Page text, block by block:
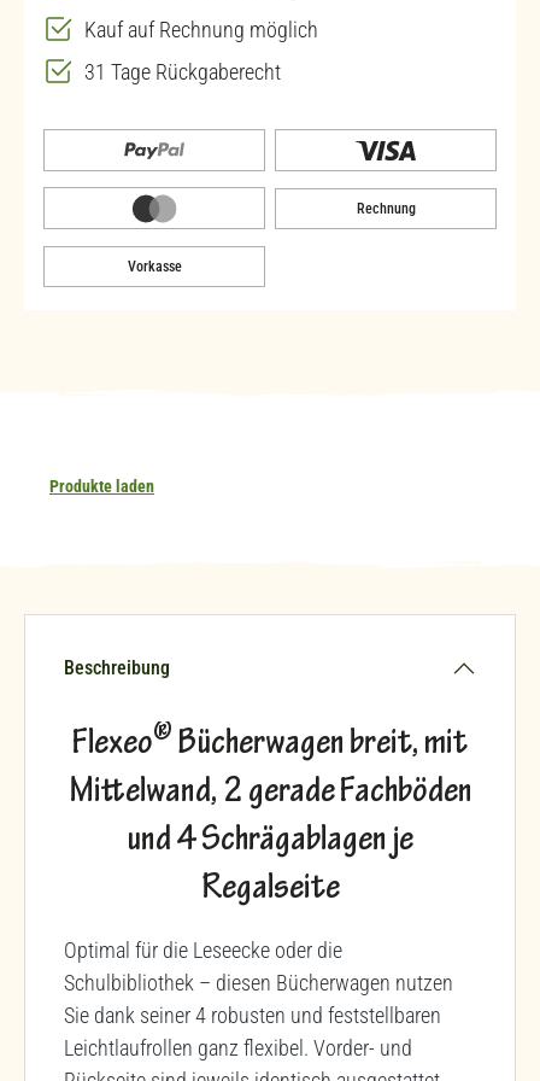
Kauf auf Rechnung möglich
31 Tage Rückgaberecht
Rechnung
Vorkasse
Produkte laden
Beschreibung
Flexeo® Bücherwagen breit, mit
Mittelwand, 2 gerade Fachböden
und 4 Schrägablagen je
Regalseite
Optimal für die Leseecke oder die
Schulbibliothek – diesen Bücherwagen nutzen
Sie dank seiner 4 robusten und feststellbaren
Leichtlaufrollen ganz flexibel. Vorder- und